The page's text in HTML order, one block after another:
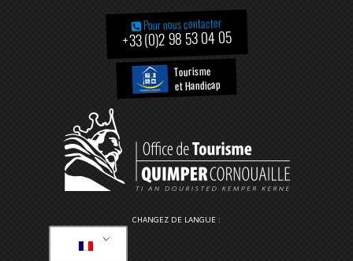
Pour nous contacter
+33 (0)2 98 53 04 05
Tourisme
et Handicap
CHANGEZ DE LANGUE :